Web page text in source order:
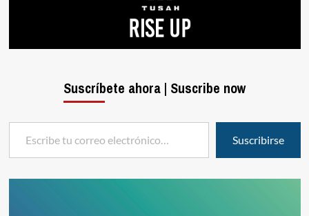
Suscríbete ahora | Suscribe now
Escribe tu correo electrónico…
Suscribirse